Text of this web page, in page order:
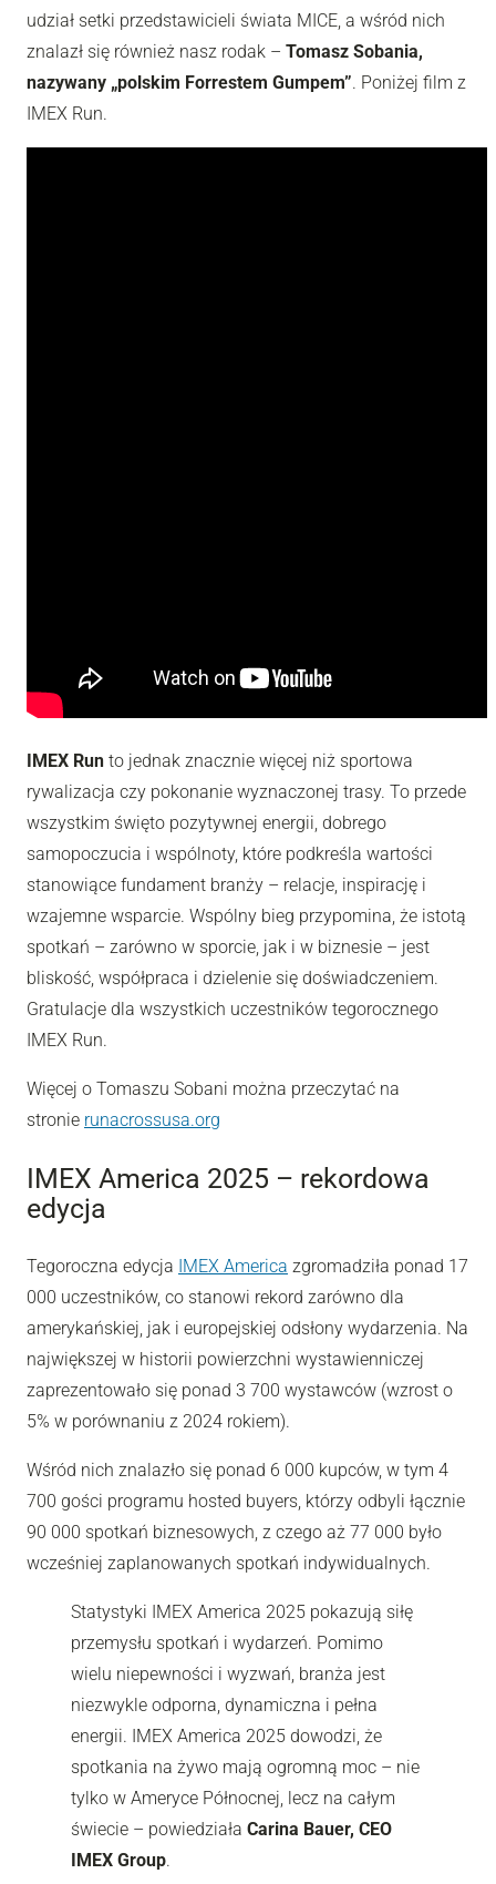
udział setki przedstawicieli świata MICE, a wśród nich
znalazł się również nasz rodak – Tomasz Sobania,
nazywany „polskim Forrestem Gumpem”. Poniżej film z
IMEX Run.
IMEX Run to jednak znacznie więcej niż sportowa
rywalizacja czy pokonanie wyznaczonej trasy. To przede
wszystkim święto pozytywnej energii, dobrego
samopoczucia i wspólnoty, które podkreśla wartości
stanowiące fundament branży – relacje, inspirację i
wzajemne wsparcie. Wspólny bieg przypomina, że istotą
spotkań – zarówno w sporcie, jak i w biznesie – jest
bliskość, współpraca i dzielenie się doświadczeniem.
Gratulacje dla wszystkich uczestników tegorocznego
IMEX Run.
Więcej o Tomaszu Sobani można przeczytać na
stronie runacrossusa.org
IMEX America 2025 – rekordowa
edycja
Tegoroczna edycja IMEX America zgromadziła ponad 17
000 uczestników, co stanowi rekord zarówno dla
amerykańskiej, jak i europejskiej odsłony wydarzenia. Na
największej w historii powierzchni wystawienniczej
zaprezentowało się ponad 3 700 wystawców (wzrost o
5% w porównaniu z 2024 rokiem).
Wśród nich znalazło się ponad 6 000 kupców, w tym 4
700 gości programu hosted buyers, którzy odbyli łącznie
90 000 spotkań biznesowych, z czego aż 77 000 było
wcześniej zaplanowanych spotkań indywidualnych.
Statystyki IMEX America 2025 pokazują siłę
przemysłu spotkań i wydarzeń. Pomimo
wielu niepewności i wyzwań, branża jest
niezwykle odporna, dynamiczna i pełna
energii. IMEX America 2025 dowodzi, że
spotkania na żywo mają ogromną moc – nie
tylko w Ameryce Północnej, lecz na całym
świecie – powiedziała Carina Bauer, CEO
IMEX Group.